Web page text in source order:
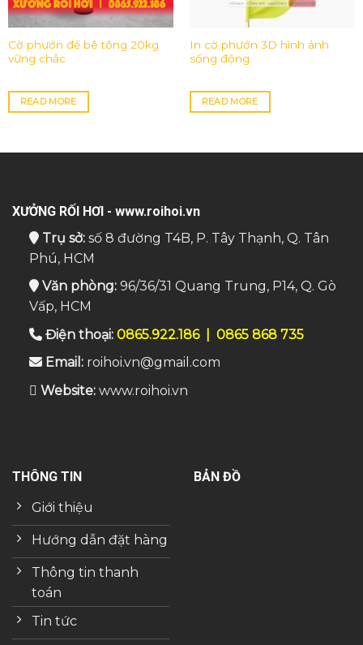
Cờ phướn đế bê tông 20kg
vững chắc
READ MORE
In cờ phướn 3D hình ảnh
sống động
READ MORE
XƯỞNG RỐI HƠI - www.roihoi.vn
Trụ sở:số 8 đường T4B, P. Tây Thạnh, Q. Tân
Phú, HCM
Văn phòng:96/36/31 Quang Trung, P14, Q. Gò
Vấp, HCM
Điện thoại: 0865.922.186| 0865 868 735
Email:roihoi.vn@gmail.com
Website: www.roihoi.vn
THÔNG TIN
Giới thiệu
Hướng dẫn đặt hàng
Thông tin thanh
toán
Tin tức
BẢN ĐỒ